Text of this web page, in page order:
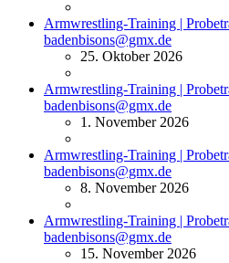
Armwrestling-Training |
badenbisons@gmx.de
25. Oktober 2026
Armwrestling-Training |
badenbisons@gmx.de
1. November 2026
Armwrestling-Training |
badenbisons@gmx.de
8. November 2026
Armwrestling-Training |
badenbisons@gmx.de
15. November 2026